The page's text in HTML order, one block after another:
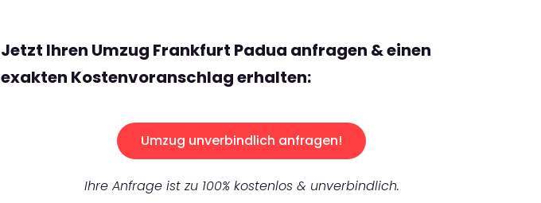
Jetzt Ihren Umzug Frankfurt Padua anfragen & einen
exakten Kostenvoranschlag erhalten:
Umzug unverbindlich anfragen!
Ihre Anfrage ist zu 100% kostenlos & unverbindlich.